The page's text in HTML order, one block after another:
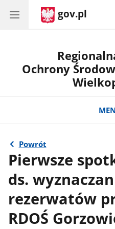
gov.pl
Ochrony
Powrót
Pierwsze
ds.
rezerwatów
RDOŚ